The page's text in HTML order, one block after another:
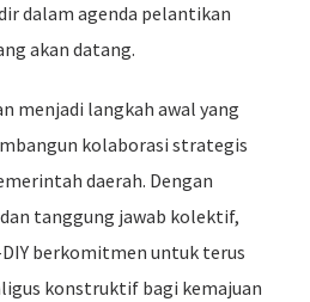
dalam agenda pelantikan
akan datang.
menjadi langkah awal yang
kolaborasi strategis
daerah. Dengan
tanggung jawab kolektif,
berkomitmen untuk terus
konstruktif bagi kemajuan